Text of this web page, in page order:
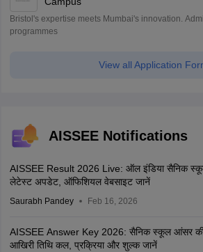
Bristol's expertise meets Mumbai's innovation.
programmes
View all Application
AISSEE Notifications
AISSEE Result 2026 Live: ऑल इंडिया सैनिक स्कूल
लेटेस्ट अपडेट, ऑफिशियल वेबसाइट जानें
Saurabh Pandey Feb 16, 2026
AISSEE Answer Key 2026: सैनिक स्कूल आंसर की
आखिरी तिथि कल, प्रक्रिया और शुल्क जानें